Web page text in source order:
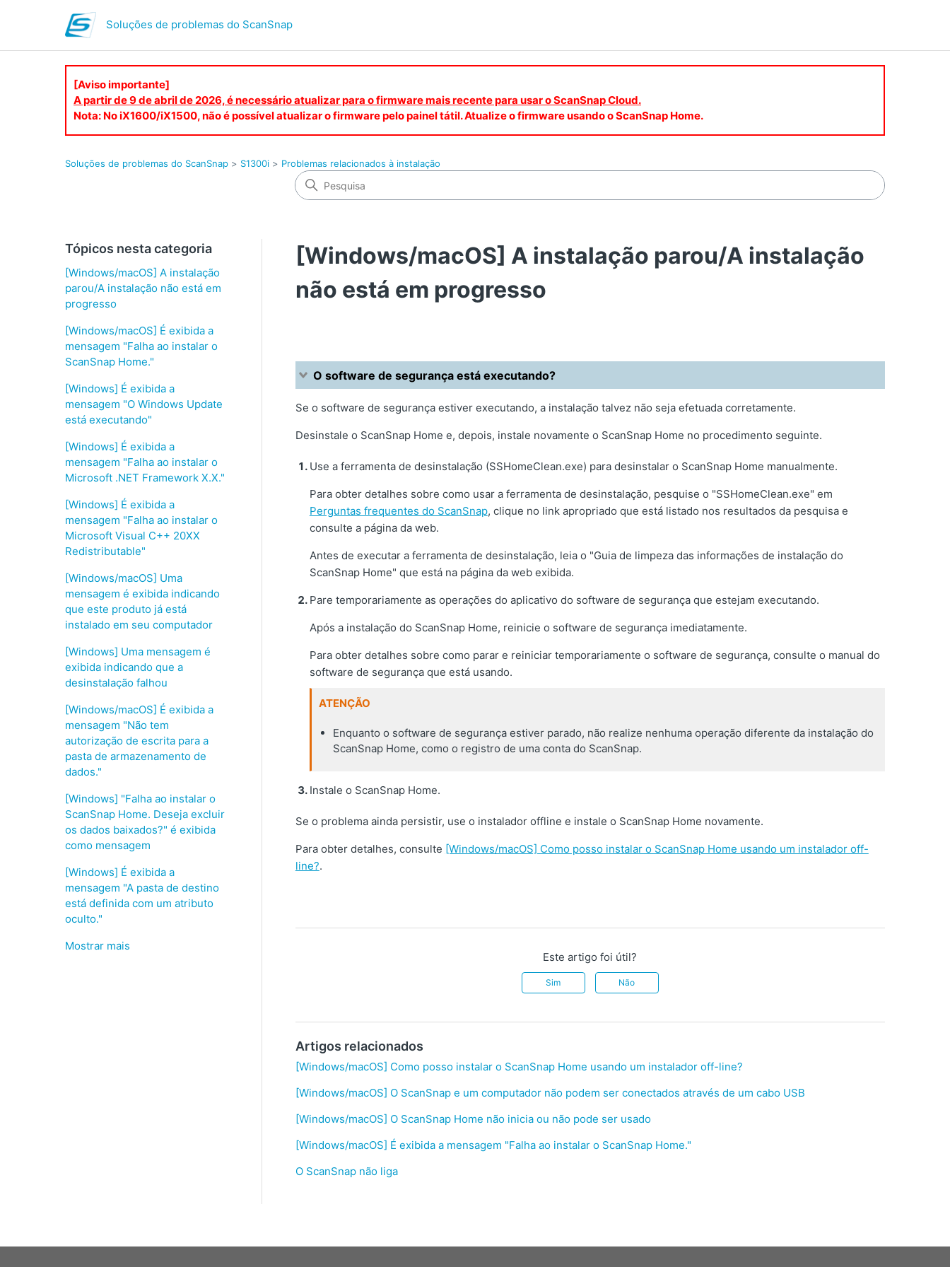
Soluções de problemas do ScanSnap
[Aviso importante]
A partir de 9 de abril de 2026, é necessário atualizar para o firmware mais recente para usar o ScanSnap Cloud.
Nota: No iX1600/iX1500, não é possível atualizar o firmware pelo painel tátil. Atualize o firmware usando o ScanSnap Home.
Soluções de problemas do ScanSnap S1300i Problemas relacionados à instalação
Tópicos nesta categoria
[Windows/macOS] A instalação
parou/A instalação não está em
progresso
[Windows/macOS] É exibida a
mensagem "Falha ao instalar o
ScanSnap Home."
[Windows] É exibida a
mensagem "O Windows Update
está executando"
[Windows] É exibida a
mensagem "Falha ao instalar o
Microsoft .NET Framework X.X."
[Windows] É exibida a
mensagem "Falha ao instalar o
Microsoft Visual C++ 20XX
Redistributable"
[Windows/macOS] Uma
mensagem é exibida indicando
que este produto já está
instalado em seu computador
[Windows] Uma mensagem é
exibida indicando que a
desinstalação falhou
[Windows/macOS] É exibida a
mensagem "Não tem
autorização de escrita para a
pasta de armazenamento de
dados."
[Windows] "Falha ao instalar o
ScanSnap Home. Deseja excluir
os dados baixados?" é exibida
como mensagem
[Windows] É exibida a
mensagem "A pasta de destino
está definida com um atributo
oculto."
Mostrar mais
[Windows/macOS] A instalação parou/A instalação
não está em progresso
O software de segurança está executando?
Se o software de segurança estiver executando, a instalação talvez não seja efetuada corretamente.
Desinstale o ScanSnap Home e, depois, instale novamente o ScanSnap Home no procedimento seguinte.
Use a ferramenta de desinstalação (SSHomeClean.exe) para desinstalar o ScanSnap Home manualmente.
Para obter detalhes sobre como usar a ferramenta de desinstalação, pesquise o "SSHomeClean.exe" em
Perguntas frequentes do ScanSnap, clique no link apropriado que está listado nos resultados da pesquisa e
consulte a página da web.
Antes de executar a ferramenta de desinstalação, leia o "Guia de limpeza das informações de instalação do
ScanSnap Home" que está na página da web exibida.
Pare temporariamente as operações do aplicativo do software de segurança que estejam executando.
Após a instalação do ScanSnap Home, reinicie o software de segurança imediatamente.
Para obter detalhes sobre como parar e reiniciar temporariamente o software de segurança, consulte o manual do
software de segurança que está usando.
ATENÇÃO
Enquanto o software de segurança estiver parado, não realize nenhuma operação diferente da instalação do
ScanSnap Home, como o registro de uma conta do ScanSnap.
Instale o ScanSnap Home.
Se o problema ainda persistir, use o instalador offline e instale o ScanSnap Home novamente.
Para obter detalhes, consulte [Windows/macOS] Como posso instalar o ScanSnap Home usando um instalador off-
line?.
Este artigo foi útil?
Sim Não
Artigos relacionados
[Windows/macOS] Como posso instalar o ScanSnap Home usando um instalador off-line?
[Windows/macOS] O ScanSnap e um computador não podem ser conectados através de um cabo USB
[Windows/macOS] O ScanSnap Home não inicia ou não pode ser usado
[Windows/macOS] É exibida a mensagem "Falha ao instalar o ScanSnap Home."
O ScanSnap não liga